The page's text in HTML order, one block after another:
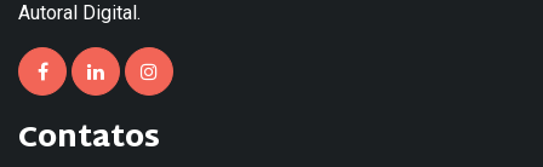
Autoral Digital.
Contatos